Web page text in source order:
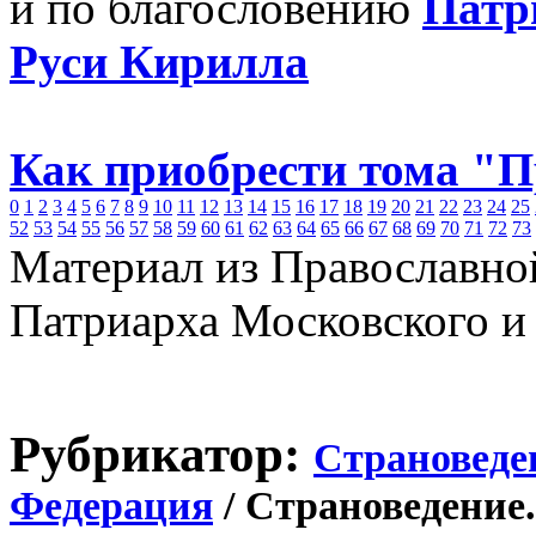
Руси Кирилла
Как приобрести тома
0 1 2 3 4 5 6 7 8 9 10 11 12 13 14 15 16 17 18 19 20 21 22 23 24 25
52 53 54 55 56 57 58 59 60 61 62 63 64 65 66 67 68 69 70 71 72 73
Материал из
Патриарха Московского
Рубрикатор:
Федерация /